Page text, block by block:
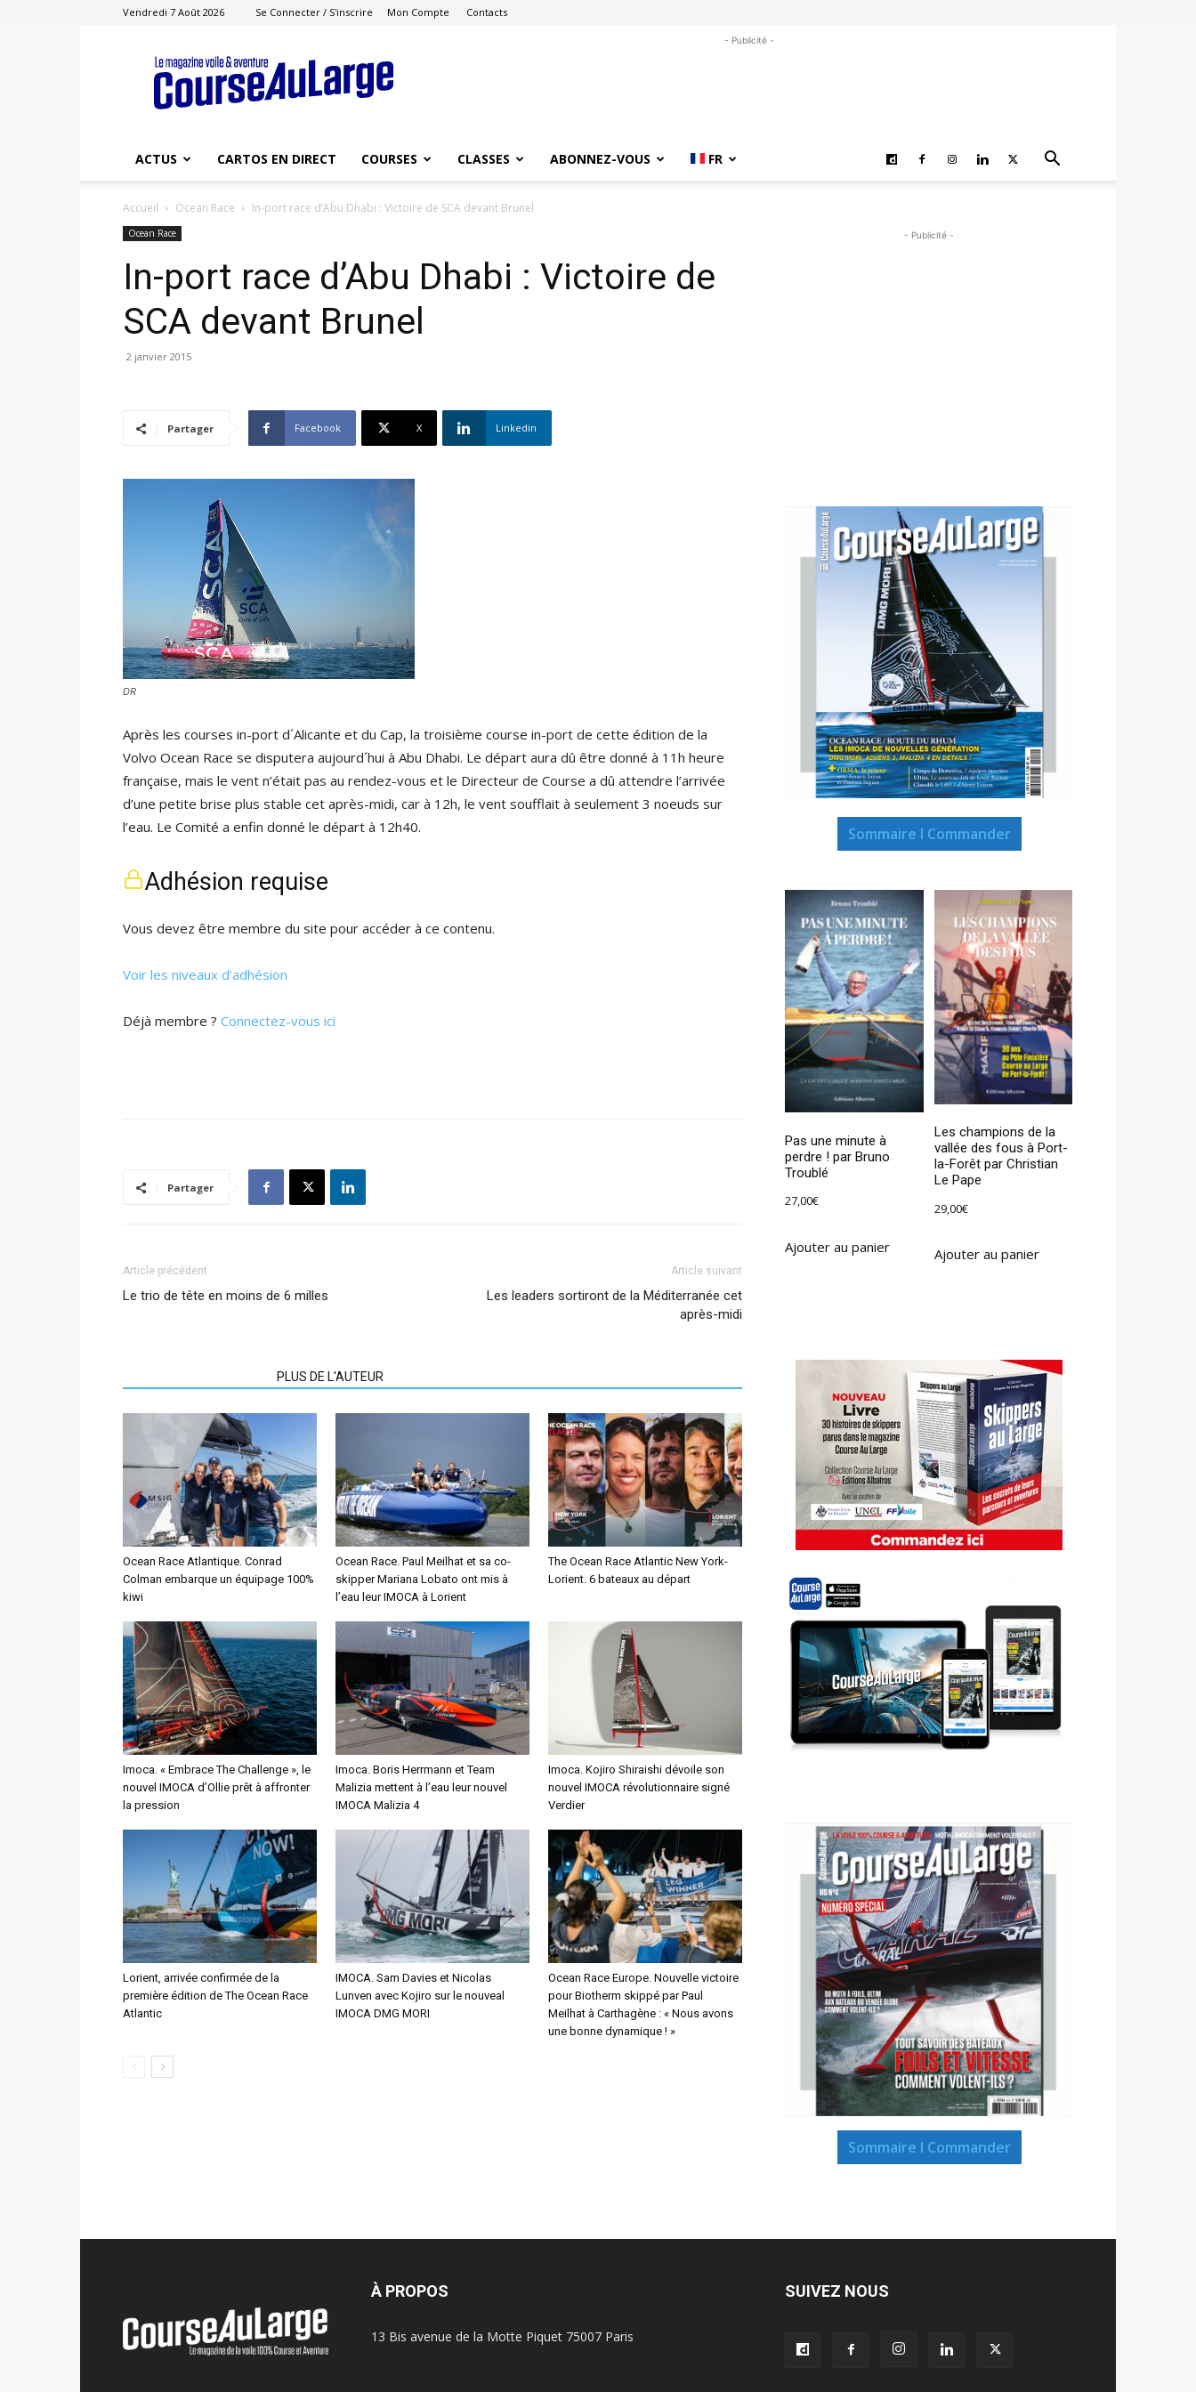
Vendredi 7 Août 2026 Se Connecter / S'inscrire Mon Compte Contacts
Course
au
Large
- Publicité -
ACTUS CARTOS EN DIRECT COURSES CLASSES ABONNEZ-VOUS FR
Accueil Ocean Race In-port race d’Abu Dhabi : Victoire de SCA devant Brunel
Ocean Race
In-port race d’Abu Dhabi : Victoire de
SCA devant Brunel
2 janvier 2015
Partager Facebook X Linkedin
DR
Après les courses in-port d´Alicante et du Cap, la troisième course in-port de cette édition de la
Volvo Ocean Race se disputera aujourd´hui à Abu Dhabi. Le départ aura dû être donné à 11h heure
française, mais le vent n’était pas au rendez-vous et le Directeur de Course a dû attendre l’arrivée
d’une petite brise plus stable cet après-midi, car à 12h, le vent soufflait à seulement 3 noeuds sur
l’eau. Le Comité a enfin donné le départ à 12h40.
Adhésion requise
Vous devez être membre du site pour accéder à ce contenu.
Voir les niveaux d’adhésion
Déjà membre ? Connectez-vous ici
Partager
Article précédent
Le trio de tête en moins de 6 milles
Article suivant
Les leaders sortiront de la Méditerranée cet
après-midi
PLUS DE L'AUTEUR
Ocean Race Atlantique. Conrad
Colman embarque un équipage 100%
kiwi
Ocean Race. Paul Meilhat et sa co-
skipper Mariana Lobato ont mis à
l’eau leur IMOCA à Lorient
The Ocean Race Atlantic New York-
Lorient. 6 bateaux au départ
Imoca. « Embrace The Challenge », le
nouvel IMOCA d’Ollie prêt à affronter
la pression
Imoca. Boris Herrmann et Team
Malizia mettent à l’eau leur nouvel
IMOCA Malizia 4
Imoca. Kojiro Shiraishi dévoile son
nouvel IMOCA révolutionnaire signé
Verdier
Lorient, arrivée confirmée de la
première édition de The Ocean Race
Atlantic
IMOCA. Sam Davies et Nicolas
Lunven avec Kojiro sur le nouveal
IMOCA DMG MORI
Ocean Race Europe. Nouvelle victoire
pour Biotherm skippé par Paul
Meilhat à Carthagène : « Nous avons
une bonne dynamique ! »
- Publicité -
Sommaire I Commander
Pas une minute à
perdre ! par Bruno
Troublé
27,00€
Ajouter au panier
Les champions de la
vallée des fous à Port-
la-Forêt par Christian
Le Pape
29,00€
Ajouter au panier
Sommaire I Commander
À PROPOS
13 Bis avenue de la Motte Piquet 75007 Paris
SUIVEZ NOUS